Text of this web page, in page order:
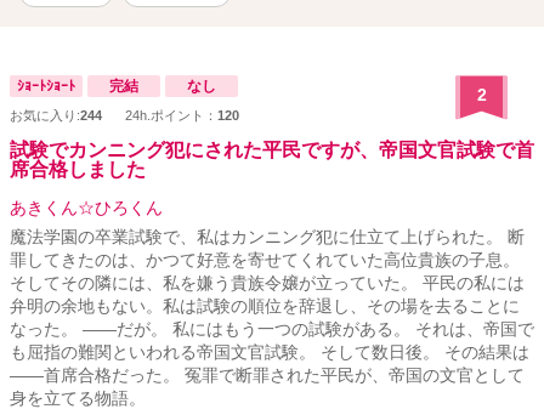
ｼｮｰﾄｼｮｰﾄ 完結 なし
お気に入り:244 24h.ポイント： 120
2
試験でカンニング犯にされた平民ですが、帝国文官試験で首
席合格しました
あきくん☆ひろくん
魔法学園の卒業試験で、私はカンニング犯に仕立て上げられた。 断
罪してきたのは、かつて好意を寄せてくれていた高位貴族の子息。
そしてその隣には、私を嫌う貴族令嬢が立っていた。 平民の私には
弁明の余地もない。私は試験の順位を辞退し、その場を去ることに
なった。 ――だが。 私にはもう一つの試験がある。 それは、帝国で
も屈指の難関といわれる帝国文官試験。 そして数日後。 その結果は
――首席合格だった。 冤罪で断罪された平民が、帝国の文官として
身を立てる物語。